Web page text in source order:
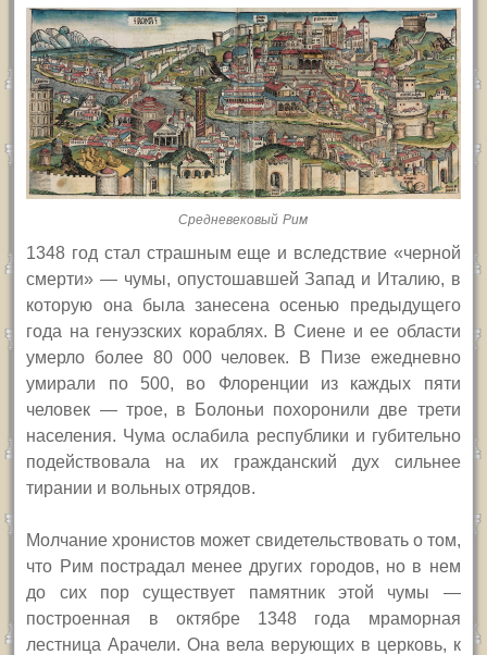
Средневековый Рим
1348 год стал страшным еще и вследствие «черной
смерти» — чумы, опустошавшей Запад и Италию, в
которую она была занесена осенью предыдущего
года на генуэзских кораблях. В Сиене и ее области
умерло более 80 000 человек. В Пизе ежедневно
умирали по 500, во Флоренции из каждых пяти
человек — трое, в Болоньи похоронили две трети
населения. Чума ослабила республики и губительно
подействовала на их гражданский дух сильнее
тирании и вольных отрядов.
Молчание хронистов может свидетельствовать о том,
что Рим пострадал менее других городов, но в нем
до сих пор существует памятник этой чумы —
построенная в октябре 1348 года мраморная
лестница Арачели. Она вела верующих в церковь, к